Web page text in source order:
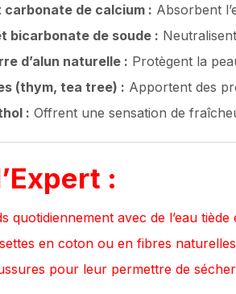
de calcium : Absorbent
bicarbonate de soude :
d’alun naturelle : Protègent la
(thym, tea tree) : Apportent des
: Offrent une sensation de
:
quotidiennement avec de l’eau
en coton ou en fibres
pour leur permettre de